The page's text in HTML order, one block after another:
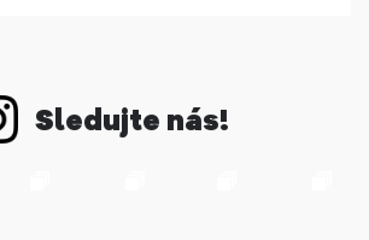
Sledujte nás!